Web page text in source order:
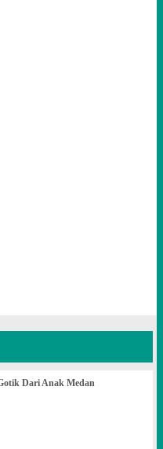
Dari Anak Medan